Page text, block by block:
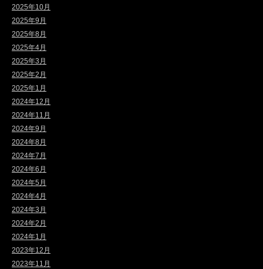
2025年10月
2025年9月
2025年8月
2025年4月
2025年3月
2025年2月
2025年1月
2024年12月
2024年11月
2024年9月
2024年8月
2024年7月
2024年6月
2024年5月
2024年4月
2024年3月
2024年2月
2024年1月
2023年12月
2023年11月